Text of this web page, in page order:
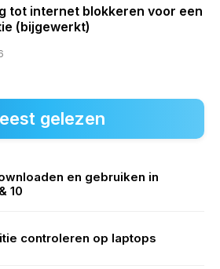
tot internet blokkeren voor een
(bijgewerkt)
gelezen
en gebruiken in
10
controleren op laptops